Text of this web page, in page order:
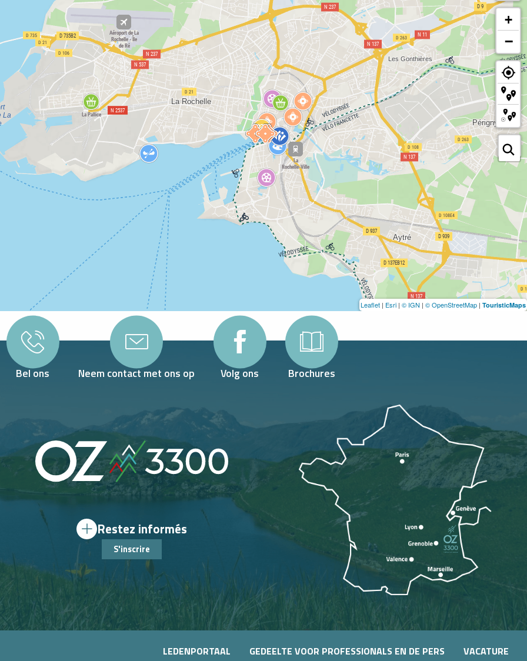
+
−
Leaflet | Esri | © IGN | © OpenStreetMap | TouristicMaps
Bel ons Neem contact met ons op Volg ons Brochures
Restez informés
S'inscrire
LEDENPORTAAL GEDEELTE VOOR PROFESSIONALS EN DE PERS VACATURE